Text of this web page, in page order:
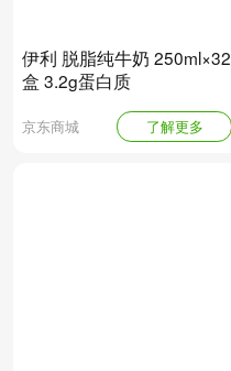
伊利 脱脂纯牛奶 250ml×32
盒 3.2g蛋白质
京东商城 了解更多